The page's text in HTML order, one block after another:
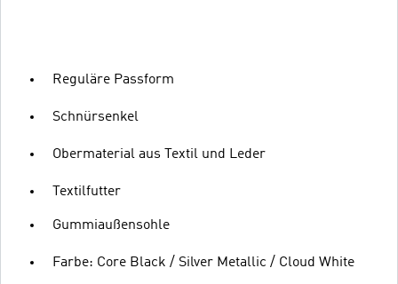
Reguläre Passform
Schnürsenkel
Obermaterial aus Textil und Leder
Textilfutter
Gummiaußensohle
Farbe: Core Black / Silver Metallic / Cloud White